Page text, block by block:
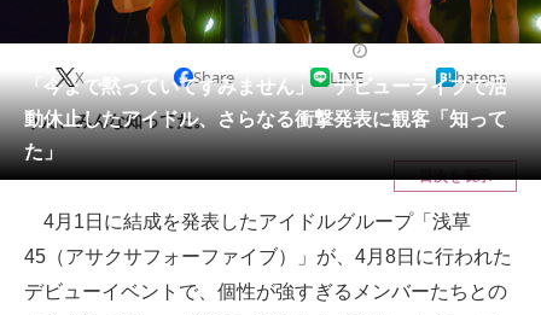
リサーチ
会員記事
メディア
注目記事を集めた総合ページ
ITの今と未来を見通す
スマホと通信の最新トレンド
「今まで黙っていてすみません」 デビューライブで活
動休止したアイドル、さらなる衝撃発表に観客「知って
た」
X Share LINE hatena
うん、みんな知ってた。
目次を表示
4月1日に結成を発表したアイドルグループ「浅草
45（アサクサフォーファイブ）」が、4月8日に行われた
デビューイベントで、個性が強すぎるメンバーたちとの